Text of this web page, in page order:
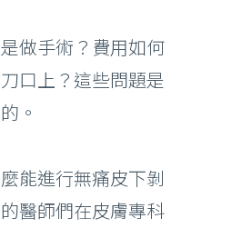
做手術？費用如何
口上？這些問題是
。
能進行無痛皮下剝
醫師們在皮膚專科